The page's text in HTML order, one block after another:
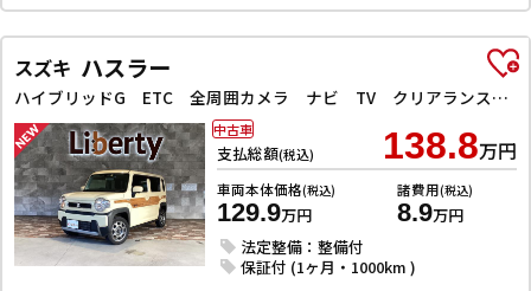
スズキ ハスラー
ハイブリッドG ETC 全周囲カメラ ナビ TV クリアランスソナー オートクルーズコントロール レーンアシスト 衝突被害軽減システム オートライト スマートキー アイドリングストップ
支払総額(税込) 138.8万円
車両本体価格(税込)
129.9万円
諸費用(税込)
8.9万円
法定整備：整備付
保証付 (1ヶ月・1000km )
中古車